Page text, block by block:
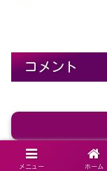
コメント
メニュー ホーム